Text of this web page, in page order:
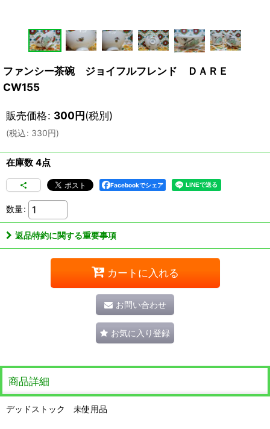
ファンシー茶碗 ジョイフルフレンド ＤＡＲＥ
CW155
販売価格: 300円(税別)
(税込: 330円)
在庫数 4点
Facebookでシェア
数量:
返品特約に関する重要事項
カートに入れる
お問い合わせ
お気に入り登録
商品詳細
デッドストック 未使用品